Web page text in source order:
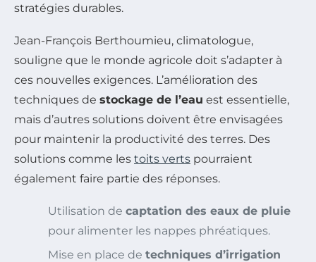
stratégies durables.
Jean-François Berthoumieu, climatologue,
souligne que le monde agricole doit s’adapter à
ces nouvelles exigences. L’amélioration des
techniques de stockage de l’eau est essentielle,
mais d’autres solutions doivent être envisagées
pour maintenir la productivité des terres. Des
solutions comme les toits verts pourraient
également faire partie des réponses.
Utilisation de captation des eaux de pluie
pour alimenter les nappes phréatiques.
Mise en place de techniques d’irrigation